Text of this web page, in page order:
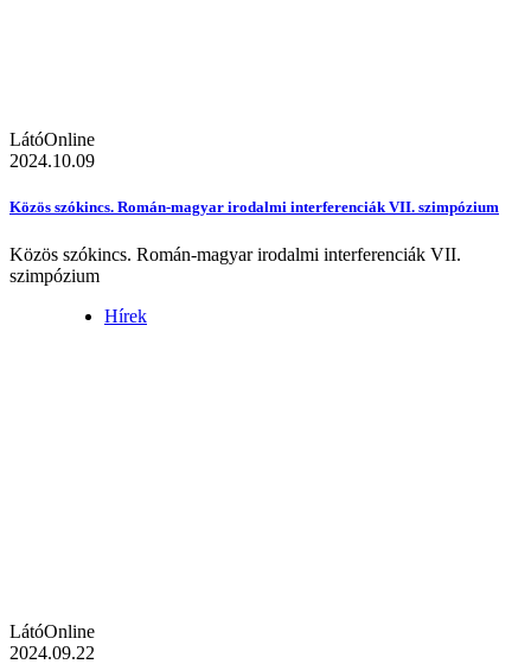
LátóOnline
2024.10.09
Közös szókincs. Román-magyar irodalmi interferenciák VII. szimpózium
Közös szókincs. Román-magyar irodalmi interferenciák VII.
szimpózium
Hírek
LátóOnline
2024.09.22